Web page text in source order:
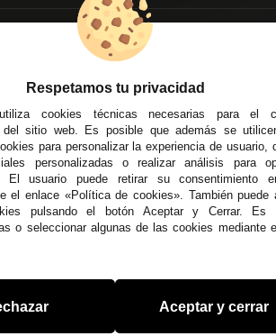
DELEGACIONES
Av. Plaza de Toros. Local 3
Córdoba
C/ Ingeniero Iribarren, 14
Alzira - Valencia
C/ Esplugues, 135
Respetamos tu privacidad
cookies técnicas necesarias para el
del sitio web. Es posible que además se
para personalizar la experiencia de usuario,
personalizadas o realizar análisis para
El usuario puede retirar su consentimiento
el enlace «Política de cookies». También puede
pulsando el botón Aceptar y Cerrar. Es
o seleccionar algunas de las cookies mediante
Aceptar y cerrar